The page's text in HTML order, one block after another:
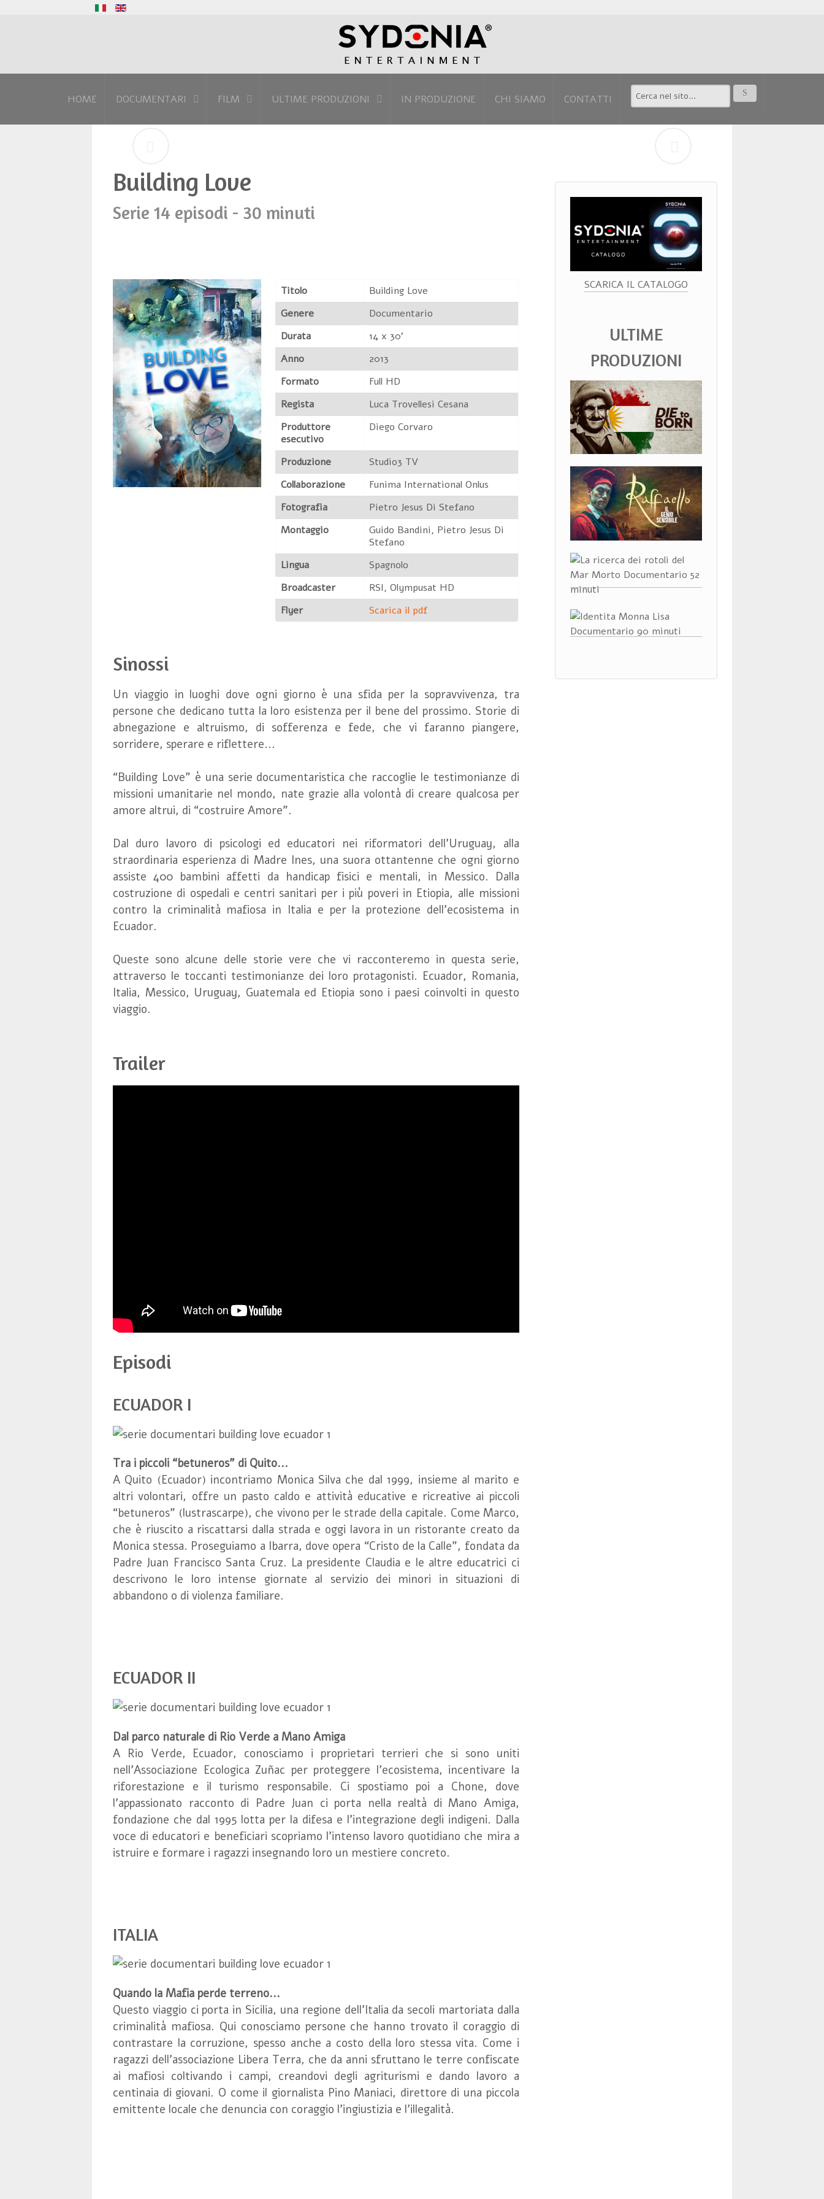
HOME DOCUMENTARI FILM ULTIME PRODUZIONI IN PRODUZIONE CHI SIAMO CONTATTI
Building Love
Serie 14 episodi - 30 minuti
Titolo
Building Love
Genere
Documentario
Durata
14 x 30'
Anno
2013
Formato
Full HD
Regista
Luca Trovellesi Cesana
Produttore
esecutivo
Diego Corvaro
Produzione
Studio3 TV
Collaborazione
Funima International Onlus
Fotografia
Pietro Jesus Di Stefano
Montaggio
Guido Bandini, Pietro Jesus Di
Stefano
Lingua
Spagnolo
Broadcaster
RSI, Olympusat HD
Flyer
Scarica il pdf
Sinossi
Un viaggio in luoghi dove ogni giorno è una sfida per la sopravvivenza, tra
persone che dedicano tutta la loro esistenza per il bene del prossimo. Storie di
abnegazione e altruismo, di sofferenza e fede, che vi faranno piangere,
sorridere, sperare e riflettere...
“Building Love” è una serie documentaristica che raccoglie le testimonianze di
missioni umanitarie nel mondo, nate grazie alla volontà di creare qualcosa per
amore altrui, di “costruire Amore”.
Dal duro lavoro di psicologi ed educatori nei riformatori dell'Uruguay, alla
straordinaria esperienza di Madre Ines, una suora ottantenne che ogni giorno
assiste 400 bambini affetti da handicap fisici e mentali, in Messico. Dalla
costruzione di ospedali e centri sanitari per i più poveri in Etiopia, alle missioni
contro la criminalità mafiosa in Italia e per la protezione dell'ecosistema in
Ecuador.
Queste sono alcune delle storie vere che vi racconteremo in questa serie,
attraverso le toccanti testimonianze dei loro protagonisti. Ecuador, Romania,
Italia, Messico, Uruguay, Guatemala ed Etiopia sono i paesi coinvolti in questo
viaggio.
Trailer
Episodi
ECUADOR I
Tra i piccoli “betuneros” di Quito...
A Quito (Ecuador) incontriamo Monica Silva che dal 1999, insieme al marito e
altri volontari, offre un pasto caldo e attività educative e ricreative ai piccoli
“betuneros” (lustrascarpe), che vivono per le strade della capitale. Come Marco,
che è riuscito a riscattarsi dalla strada e oggi lavora in un ristorante creato da
Monica stessa. Proseguiamo a Ibarra, dove opera “Cristo de la Calle”, fondata da
Padre Juan Francisco Santa Cruz. La presidente Claudia e le altre educatrici ci
descrivono le loro intense giornate al servizio dei minori in situazioni di
abbandono o di violenza familiare.
ECUADOR II
Dal parco naturale di Rio Verde a Mano Amiga
A Rio Verde, Ecuador, conosciamo i proprietari terrieri che si sono uniti
nell’Associazione Ecologica Zuñac per proteggere l'ecosistema, incentivare la
riforestazione e il turismo responsabile. Ci spostiamo poi a Chone, dove
l'appassionato racconto di Padre Juan ci porta nella realtà di Mano Amiga,
fondazione che dal 1995 lotta per la difesa e l'integrazione degli indigeni. Dalla
voce di educatori e beneficiari scopriamo l'intenso lavoro quotidiano che mira a
istruire e formare i ragazzi insegnando loro un mestiere concreto.
ITALIA
Quando la Mafia perde terreno...
Questo viaggio ci porta in Sicilia, una regione dell'Italia da secoli martoriata dalla
criminalità mafiosa. Qui conosciamo persone che hanno trovato il coraggio di
contrastare la corruzione, spesso anche a costo della loro stessa vita. Come i
ragazzi dell'associazione Libera Terra, che da anni sfruttano le terre confiscate
ai mafiosi coltivando i campi, creandovi degli agriturismi e dando lavoro a
centinaia di giovani. O come il giornalista Pino Maniaci, direttore di una piccola
emittente locale che denuncia con coraggio l'ingiustizia e l'illegalità.
SCARICA IL CATALOGO
ULTIME
PRODUZIONI